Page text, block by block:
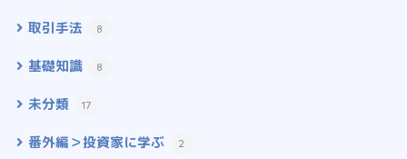
取引手法 8
基礎知識 8
未分類 17
番外編＞投資家に学ぶ 2